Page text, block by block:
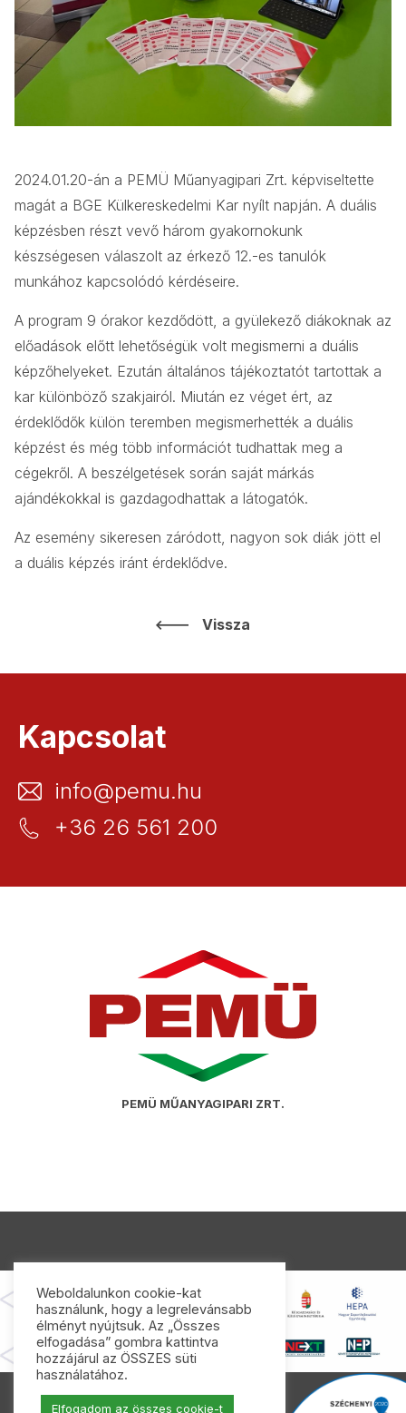
2024.01.20-án a PEMÜ Műanyagipari Zrt. képviseltette
magát a BGE Külkereskedelmi Kar nyílt napján. A duális
képzésben részt vevő három gyakornokunk
készségesen válaszolt az érkező 12.-es tanulók
munkához kapcsolódó kérdéseire.
A program 9 órakor kezdődött, a gyülekező diákoknak az
előadások előtt lehetőségük volt megismerni a duális
képzőhelyeket. Ezután általános tájékoztatót tartottak a
kar különböző szakjairól. Miután ez véget ért, az
érdeklődők külön teremben megismerhették a duális
képzést és még több információt tudhattak meg a
cégekről. A beszélgetések során saját márkás
ajándékokkal is gazdagodhattak a látogatók.
Az esemény sikeresen záródott, nagyon sok diák jött el
a duális képzés iránt érdeklődve.
Vissza
Kapcsolat
info@pemu.hu
+36 26 561 200
PEMÜ MŰANYAGIPARI ZRT.
Weboldalunkon cookie-kat
használunk, hogy a legrelevánsabb
élményt nyújtsuk. Az „Összes
elfogadása” gombra kattintva
hozzájárul az ÖSSZES süti
használatához.
Elfogadom az összes cookie-t